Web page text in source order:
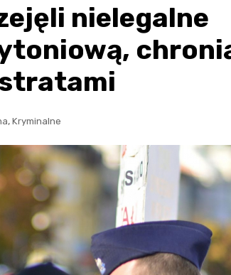
nielegalne
, Kryminalne